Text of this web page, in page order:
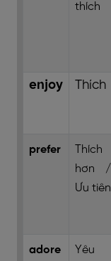
thích
enjoy Thích
prefer
Thích
hơn /
Ưu tiên
adore
Yêu